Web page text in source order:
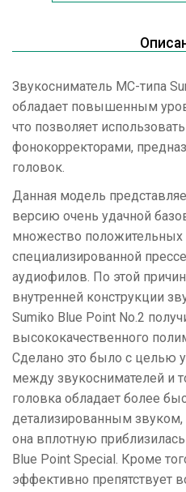
Звукосниматель MC-типа
обладает повышенным
что позволяет
фонокорректорами,
головок.
Данная модель
версию очень удачной
множество
специализированной
аудиофилов. По этой
внутренней конструкции
Sumiko Blue Point No.2
высококачественного
Сделано это было с целью
между звукоснимателей и
головка обладает более
детализированным звуком,
она вплотную
Blue Point Special. Кроме
эффективно препятствует